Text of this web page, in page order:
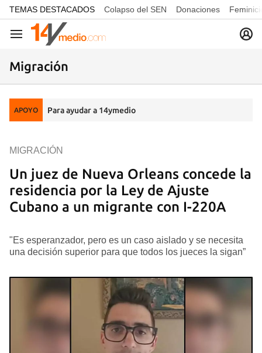
common.go-to-content
TEMAS DESTACADOS Colapso del SEN Donaciones
Navegación
Migración
APOYO Para ayudar a 14ymedio
Un juez de Nueva Orleans concede la
residencia por la Ley de Ajuste
Cubano a un migrante con I-220A
MIGRACIÓN
"Es esperanzador, pero es un caso aislado y se necesita
una decisión superior para que todos los jueces la sigan”